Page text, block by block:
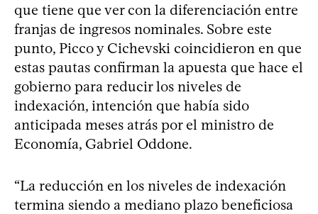
que tiene que ver con la diferenciación entre
franjas de ingresos nominales. Sobre este
punto, Picco y Cichevski coincidieron en que
estas pautas confirman la apuesta que hace el
gobierno para reducir los niveles de
indexación, intención que había sido
anticipada meses atrás por el ministro de
Economía, Gabriel Oddone.
“La reducción en los niveles de indexación
termina siendo a mediano plazo beneficiosa